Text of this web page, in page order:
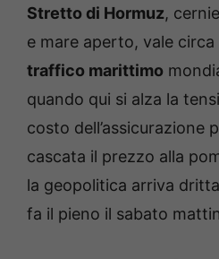
Stretto di Hormuz,
e mare aperto, vale
traffico marittimo
quando qui si alza la
costo dell’assicurazione
cascata il prezzo alla
la geopolitica arriva
fa il pieno il sabato